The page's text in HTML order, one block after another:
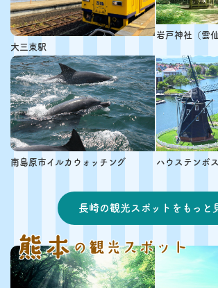
大三東駅
岩戸神社（雲
南島原市イルカウォッチング ハウステンボス
長崎の観光スポットをもっと
熊本の観光スポット